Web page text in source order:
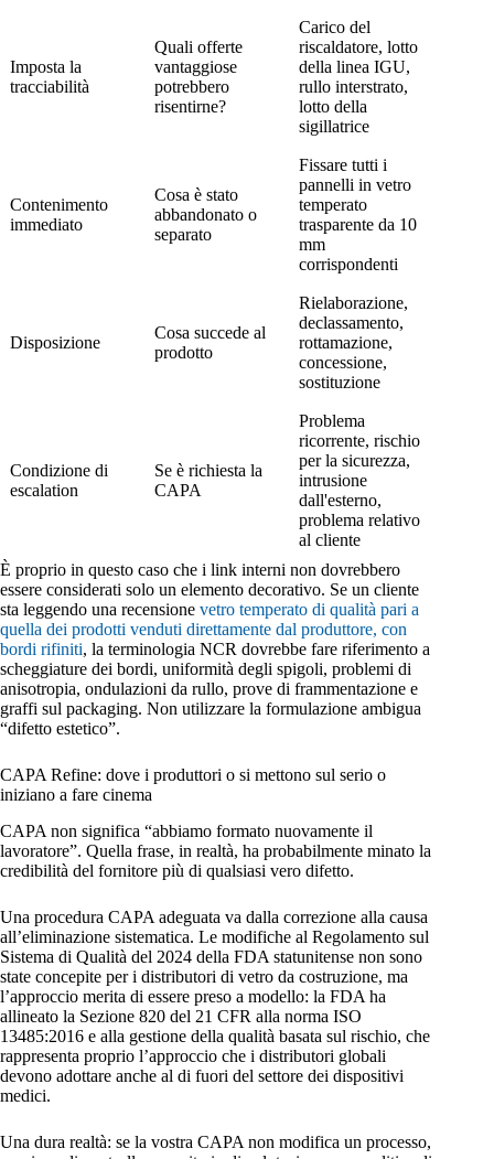
Imposta la
tracciabilità
Quali offerte
vantaggiose
potrebbero
risentirne?
Carico del
riscaldatore, lotto
della linea IGU,
rullo interstrato,
lotto della
sigillatrice
Contenimento
immediato
Cosa è stato
abbandonato o
separato
Fissare tutti i
pannelli in vetro
temperato
trasparente da 10
mm
corrispondenti
Disposizione
Cosa succede al
prodotto
Rielaborazione,
declassamento,
rottamazione,
concessione,
sostituzione
Condizione di
escalation
Se è richiesta la
CAPA
Problema
ricorrente, rischio
per la sicurezza,
intrusione
dall'esterno,
problema relativo
al cliente
È proprio in questo caso che i link interni non dovrebbero
essere considerati solo un elemento decorativo. Se un cliente
sta leggendo una recensione vetro temperato di qualità pari a
quella dei prodotti venduti direttamente dal produttore, con
bordi rifiniti, la terminologia NCR dovrebbe fare riferimento a
scheggiature dei bordi, uniformità degli spigoli, problemi di
anisotropia, ondulazioni da rullo, prove di frammentazione e
graffi sul packaging. Non utilizzare la formulazione ambigua
“difetto estetico”.
CAPA Refine: dove i produttori o si mettono sul serio o
iniziano a fare cinema
CAPA non significa “abbiamo formato nuovamente il
lavoratore”. Quella frase, in realtà, ha probabilmente minato la
credibilità del fornitore più di qualsiasi vero difetto.
Una procedura CAPA adeguata va dalla correzione alla causa
all’eliminazione sistematica. Le modifiche al Regolamento sul
Sistema di Qualità del 2024 della FDA statunitense non sono
state concepite per i distributori di vetro da costruzione, ma
l’approccio merita di essere preso a modello: la FDA ha
allineato la Sezione 820 del 21 CFR alla norma ISO
13485:2016 e alla gestione della qualità basata sul rischio, che
rappresenta proprio l’approccio che i distributori globali
devono adottare anche al di fuori del settore dei dispositivi
medici.
Una dura realtà: se la vostra CAPA non modifica un processo,